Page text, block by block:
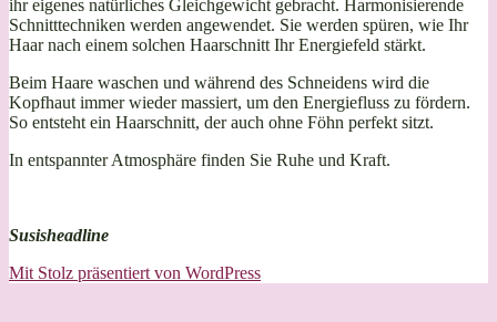
ihr eigenes natürliches Gleichgewicht gebracht. Harmonisierende
Schnitttechniken werden angewendet. Sie werden spüren, wie Ihr
Haar nach einem solchen Haarschnitt Ihr Energiefeld stärkt.
Beim Haare waschen und während des Schneidens wird die
Kopfhaut immer wieder massiert, um den Energiefluss zu fördern.
So entsteht ein Haarschnitt, der auch ohne Föhn perfekt sitzt.
In entspannter Atmosphäre finden Sie Ruhe und Kraft.
Susisheadline
Mit Stolz präsentiert von WordPress